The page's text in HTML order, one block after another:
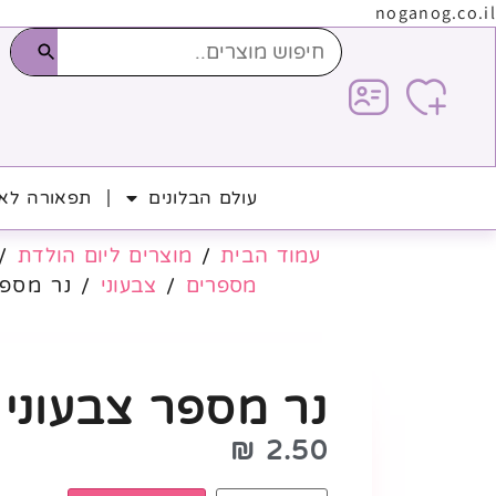
noganog.co.il
עולם הבלונים תפאורה
עמוד הבית/ מוצרים ליום הולדת/
מספרים / צבעוני / נר
נר מספר צבעוני
2.50
₪